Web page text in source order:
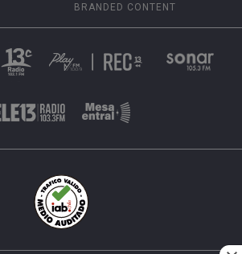
BRANDED CONTENT